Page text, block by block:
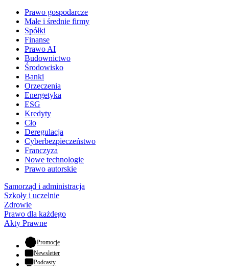
Prawo gospodarcze
Małe i średnie firmy
Spółki
Finanse
Prawo AI
Budownictwo
Środowisko
Banki
Orzeczenia
Energetyka
ESG
Kredyty
Cło
Deregulacja
Cyberbezpieczeństwo
Franczyza
Nowe technologie
Prawo autorskie
Samorząd i administracja
Szkoły i uczelnie
Zdrowie
Prawo dla każdego
Akty Prawne
Promocje- otwiera się w nowej karcie
Newsletter
Podcasty